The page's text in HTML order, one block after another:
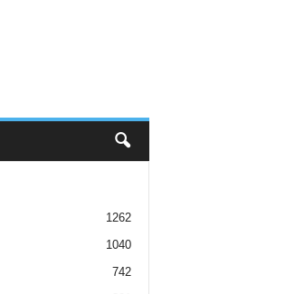
1262
1040
742